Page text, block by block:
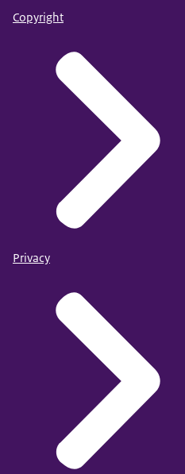
Copyright
Privacy